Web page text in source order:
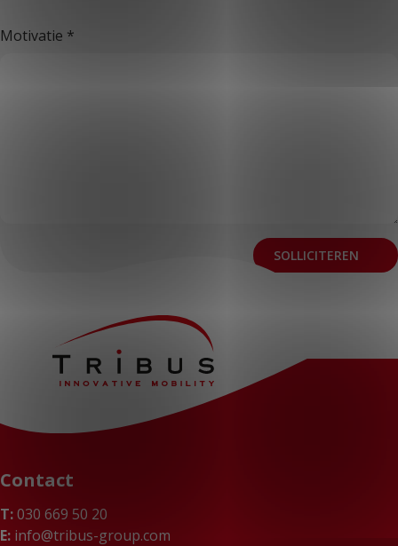
Motivatie *
SOLLICITEREN
Contact
T:030 669 50 20
E: info@tribus-group.com